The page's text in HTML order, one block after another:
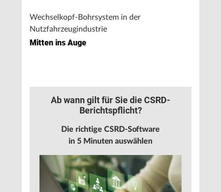
Wechselkopf-Bohrsystem in der
Nutzfahrzeugindustrie
Mitten ins Auge
Ab wann gilt für Sie die CSRD-
Berichtspflicht?
Die richtige CSRD-Software
in 5 Minuten auswählen